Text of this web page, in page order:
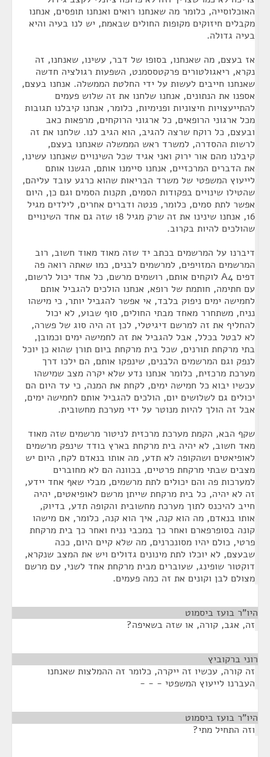
האוכלוסייה, כלומר מה שאנחנו רואים ואנחנו תופסים, אנחנו
מקבלים חיזוקים מקופות החולים שבאמת, יש לנו בעיה והיא
בעיה גדולה.
אז בעצם, מה שאנחנו, בסופו של דבר, עשינו, שאנחנו, זה
נקרא, ריאגולטורים פרקטססמנט, השפעות רגולציה חדשה
שאנחנו חייבים לעשות על ידי החלטת הממשלה. אנחנו בעצם,
אספנו את הנתונים, אנחנו שלחנו את זה שלוש פעמים
להתייעצויות חיצוניות ופנימיות, כלומר, אנחנו קיבלנו תגובות
מכל ארגוני הרופאים, כל ארגוני הרוקחים, מרפאות כאב
ובעצם, כל רוקח שרצה להגיב, הוא הגיב לנו. שלחנו את זה
לרשות ההסדרה, למשרד ראש הממשלה שאנחנו בעצם,
קיבלנו מהם אור ירוק ואני אגיד שכל השינויים שאנחנו עשינו,
את הדברים המרכזיים, אנחנו סיימנו אותם, הגשנו אותם
לייעוץ המשפטי של משרד הבריאות שהוא כרגע עובד עליהם,
שהטילו שינויים בפקודות הסמים, תקנות הסמים וגם כן, היום
אפשר לתת סמים, כלומר, פנטה ודברים אחרים, לילדים מגיל
16, אנחנו שינינו את זה שרק מגיל 18 שזה גם אחד השינויים
שהולכים להיות בקרוב.
דיברנו על המרשמים בכתב יד שזה מאוד מאוד חשוב, רוב
המרשמים המזויפים, למרשמים לבנים, כמו שאתה רואה פה
דפים A4 לוקחים אותם, רושמים מרשם, כל אחד יכול לרשום,
עם חתימה, חותמת של רופא, אנחנו הולכים להגביל אותם
לחמישה ימים ניפוק בלבד, אי אפשר להגביל יותר, כי מישהו
נניח, משתחרר מאחד מבתי החולים, סוף שבוע, לא יכול
להחליף את זה למרשם דיגיטלי, לכן זה היה סוג של פשרה,
לא לבטל בכלל, אבל להגביל את זה לחמישה ימים וכמובן,
בתי מרקחת תורנים, שכל בית מרקחת ביום תורן שהוא כן יוכל
לנפק וגם המרשמים הלבנים, שינפקו אותם, הם ילכו דרך
מערכת מרכזית, כלומר אנחנו נדע שלא יקרה מצב שמישהו
עכשיו יבוא כל חמישה ימים, לקחת את המנה, כי עד היום הם
יכולים גם לשלושים יום, הולכים להגביל אותם לחמישה ימים,
אבל זה הולך להיות מנוטר על ידי מערכת מחשובית.
שקף הבא, הקמת מערכת מרכזית לניטור מרשמים שזה מאוד
מאד חשוב, לא יהיה בית מרקחת בארץ בודד שינפק מרשמים
לאופיאטים ושהקופה לא תדע, מה אותו בנאדם לקח, היום יש
מצבים שבתי מרקחת פרטיים, בכוונה הם לא מחוברים
למערכות פה והם יכולים לתת מרשמים, מבלי שאף אחד יידע,
זה לא יהיה, כל בית מרקחת שייתן מרשם לאופיאטים, יהיה
חייב להיכנס לתוך מערכת מחשובית והקופה תדע, בדיוק,
אותו בנאדם, מה הוא קנה, איך הוא קנה, כלומר, אם מישהו
קונה בסופרפארם ואחר כך במכבי נניח ואחר כך בית מרקחת
פרטי, כולם יהיו מסונכרנים, מה שלא קיים היום, ככה
שבעצם, לא יוכלו לתת מינונים גדולים ויש את המצב שנקרא,
דוקטור שופינג, שעוברים מבית מרקחת אחד לשני, עם מרשם
מצולם לבן וקונים את זה כמה פעמים.
היו"ר בועז ביסמוט
זה, אגב, קורה, או שזה בשאיפה?
רוני ברקוביץ
זה קורה, עכשיו זה ייקרה, כלומר זה ההמלצות שאנחנו
העברנו לייעוץ המשפטי - - -
היו"ר בועז ביסמוט
וזה התחיל מתי?